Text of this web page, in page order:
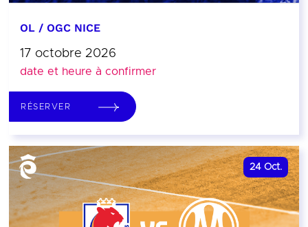
OL / OGC NICE
17 octobre 2026
date et heure à confirmer
RÉSERVER
24 Oct.